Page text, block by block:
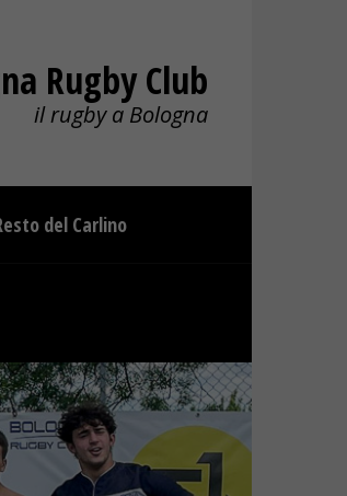
Rugby Club
il rugby a Bologna
del Carlino